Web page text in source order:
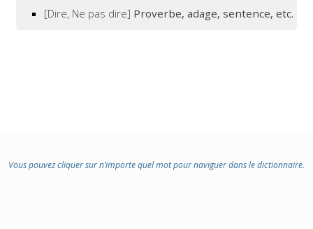
[Dire, Ne pas dire] Proverbe, adage, sentence, etc.
Vous pouvez cliquer sur n’importe quel mot pour naviguer dans le dictionnaire.